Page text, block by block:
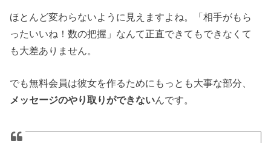
ほとんど変わらないように見えますよね。「相手がもら
ったいいね！数の把握」なんて正直できてもできなくて
も大差ありません。
でも無料会員は彼女を作るためにもっとも大事な部分、
メッセージのやり取りができないんです。